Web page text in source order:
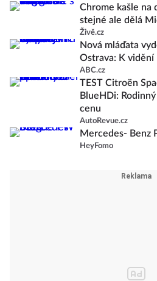
Chrome kašle na
stejné ale dělá
Živě.cz
Nová mláďata
Ostrava: K vidění
ABC.cz
TEST Citroën
BlueHDi:
cenu
AutoRevue.cz
Mercedes- Benz
HeyFomo